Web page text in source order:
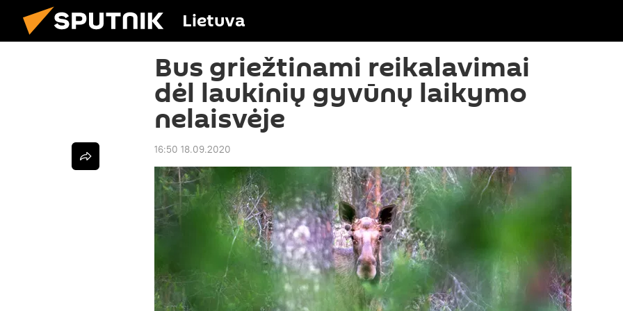
Lietuva
Bus griežtinami reikalavimai
dėl laukinių gyvūnų laikymo
nelaisvėje
16:50 18.09.2020